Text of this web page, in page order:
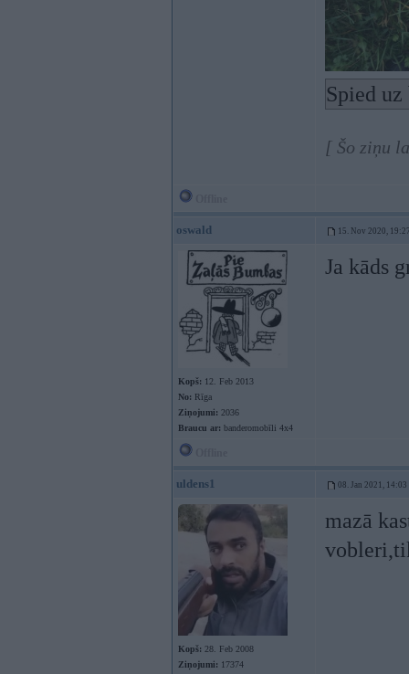
Spied
[ Šo ziņu
oswald 15. Nov 2020,
Kopš: 12. Feb 2013
No: Rīga
Ziņojumi: 2036
Braucu ar: banderomobīli 4x4
Ja kāds
uldens1 08. Jan 2021, 14:03
Kopš: 28. Feb 2008
Ziņojumi: 17374
mazā